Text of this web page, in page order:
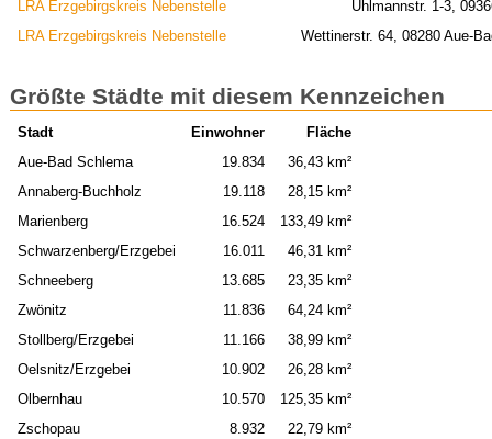
LRA Erzgebirgskreis Nebenstelle
Uhlmannstr. 1-3,
LRA Erzgebirgskreis Nebenstelle
Wettinerstr. 64, 08280 Aue-
Größte Städte mit diesem Kennzeichen
Stadt Einwohner
Fläche
Aue-Bad Schlema
19.834
36,43 km²
Annaberg-Buchholz
19.118
28,15 km²
Marienberg
16.524
133,49 km²
Schwarzenberg/Erzgebei
16.011
46,31 km²
Schneeberg
13.685
23,35 km²
Zwönitz
11.836
64,24 km²
Stollberg/Erzgebei
11.166
38,99 km²
Oelsnitz/Erzgebei
10.902
26,28 km²
Olbernhau
10.570
125,35 km²
Zschopau
8.932 22,79 km²